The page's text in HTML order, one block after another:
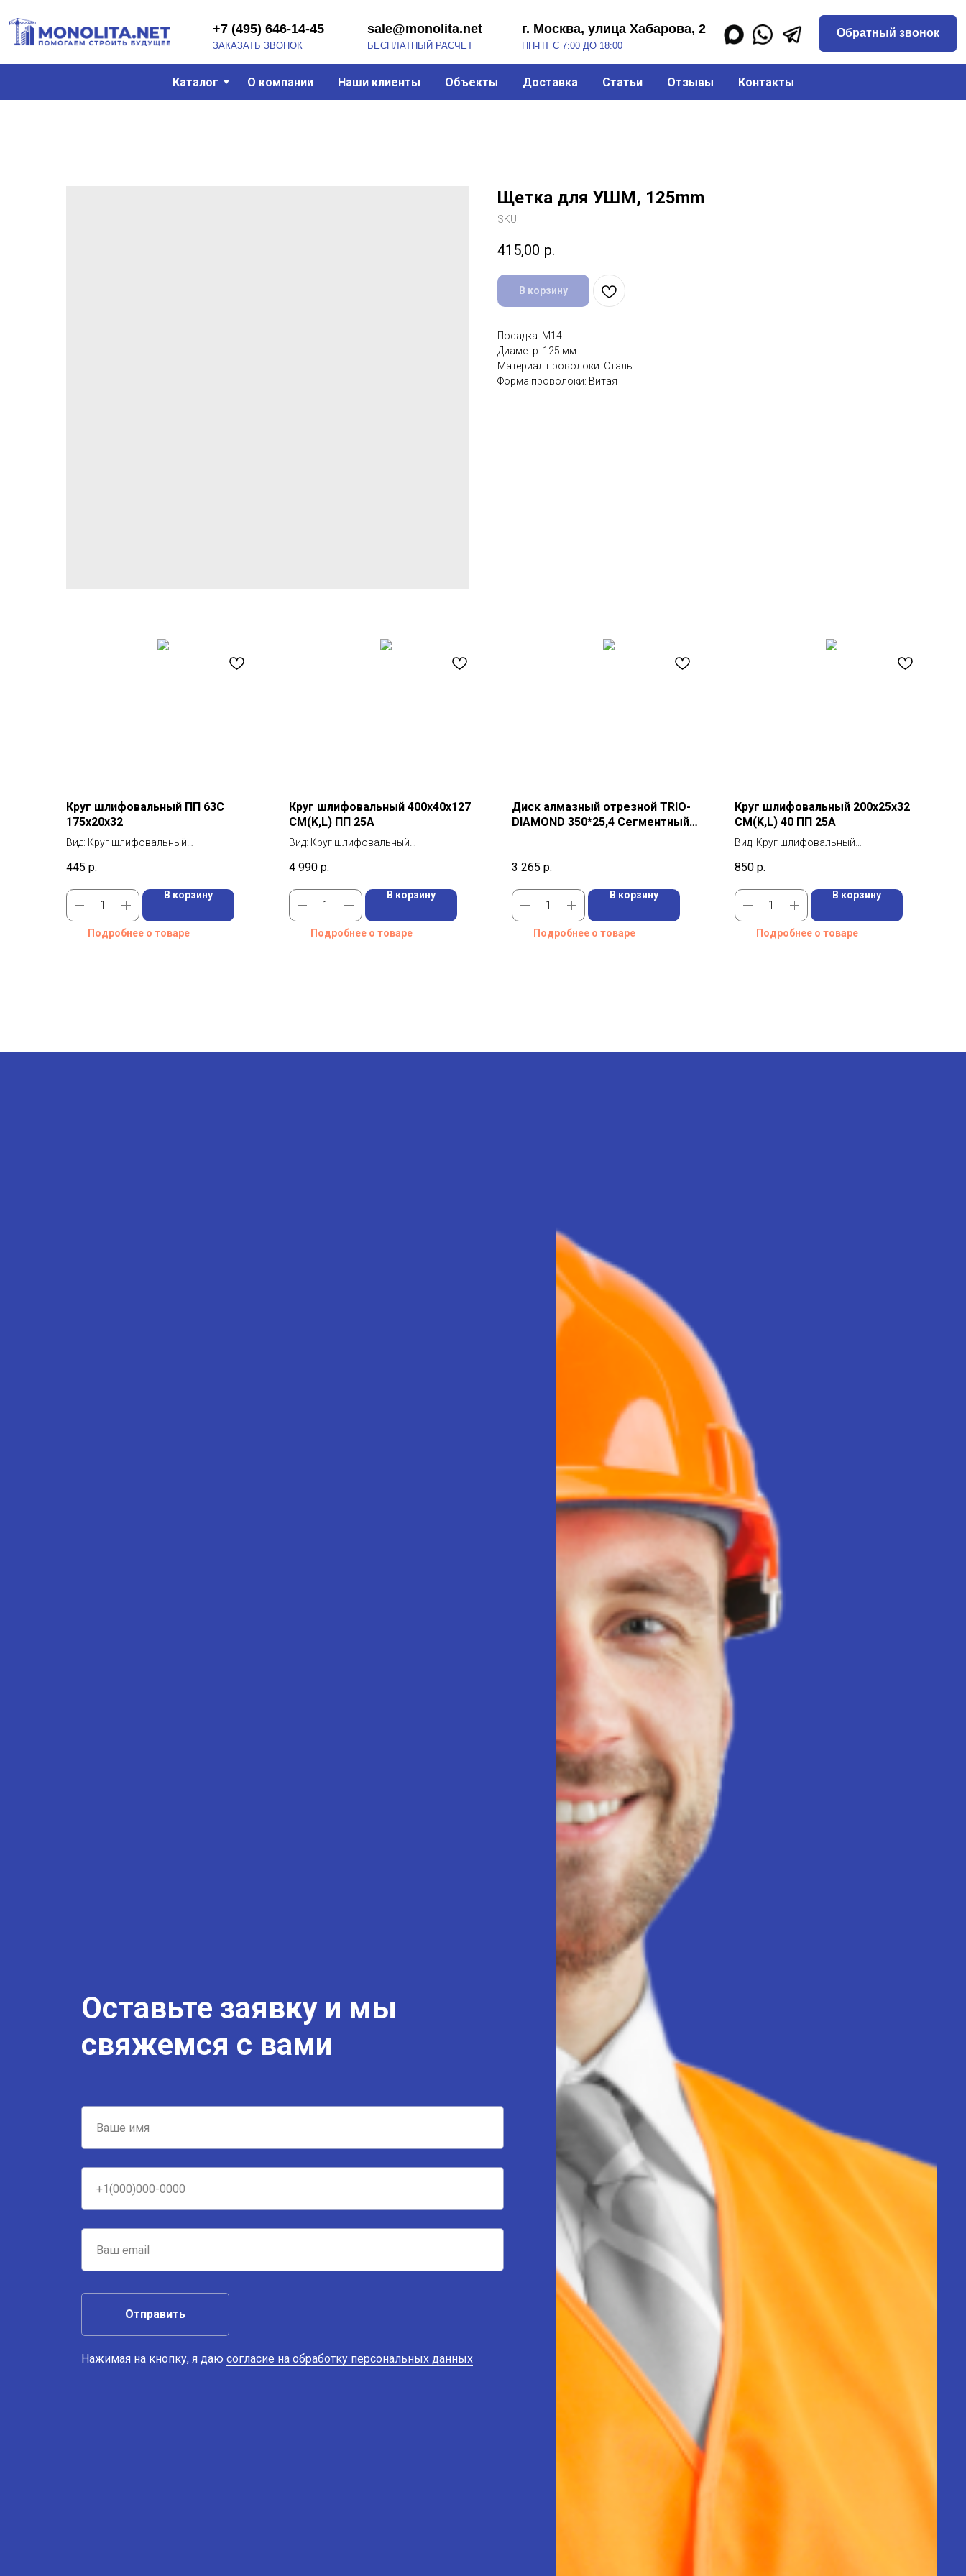
г. Москва, улица Хабарова, 2 Обратный звонок
ПН-ПТ С 7:00 ДО 18:00
+7 (495) 646-14-45
ЗАКАЗАТЬ ЗВОНОК БЕСПЛАТНЫЙ РАСЧЕТ
sale@monolita.net
Каталог О компании Наши клиенты Объекты Доставка Статьи Отзывы Контакты
Щетка для УШМ, 125mm
SKU:
415,00 р.
В корзину
Посадка: М14
Диаметр: 125 мм
Материал проволоки: Сталь
Форма проволоки: Витая
Круг шлифовальный ПП 63С
175х20х32
Вид: Круг шлифовальный
Толщина: 20 мм
445 р.
В корзину
Подробнее о товаре
Круг шлифовальный 400х40х127
СМ(K,L) ПП 25А
Вид: Круг шлифовальный
Марка: 25А
4 990 р.
В корзину
Подробнее о товаре
Диск алмазный отрезной TRIO-
DIAMOND 350*25,4 Сегментный
3 265 р.
В корзину
Подробнее о товаре
Круг шлифовальный 200х25х32
СМ(K,L) 40 ПП 25А
Вид: Круг шлифовальный
Марка: 25А
850 р.
В корзину
Подробнее о товаре
Оставьте заявку и мы
свяжемся с вами
Отправить
Нажимая на кнопку, я даюсогласие на обработку персональных данных